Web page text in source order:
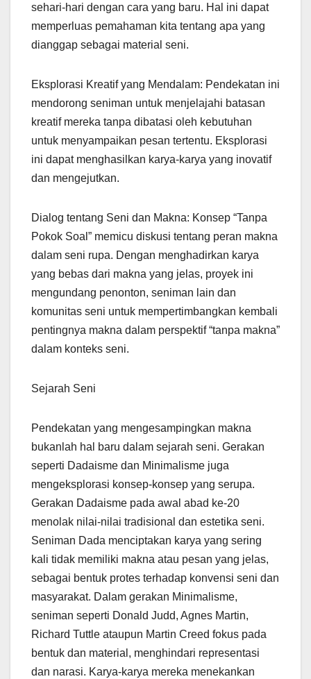
sehari-hari dengan cara yang baru. Hal ini dapat
memperluas pemahaman kita tentang apa yang
dianggap sebagai material seni.
Eksplorasi Kreatif yang Mendalam: Pendekatan ini
mendorong seniman untuk menjelajahi batasan
kreatif mereka tanpa dibatasi oleh kebutuhan
untuk menyampaikan pesan tertentu. Eksplorasi
ini dapat menghasilkan karya-karya yang inovatif
dan mengejutkan.
Dialog tentang Seni dan Makna: Konsep “Tanpa
Pokok Soal” memicu diskusi tentang peran makna
dalam seni rupa. Dengan menghadirkan karya
yang bebas dari makna yang jelas, proyek ini
mengundang penonton, seniman lain dan
komunitas seni untuk mempertimbangkan kembali
pentingnya makna dalam perspektif “tanpa makna”
dalam konteks seni.
Sejarah Seni
Pendekatan yang mengesampingkan makna
bukanlah hal baru dalam sejarah seni. Gerakan
seperti Dadaisme dan Minimalisme juga
mengeksplorasi konsep-konsep yang serupa.
Gerakan Dadaisme pada awal abad ke-20
menolak nilai-nilai tradisional dan estetika seni.
Seniman Dada menciptakan karya yang sering
kali tidak memiliki makna atau pesan yang jelas,
sebagai bentuk protes terhadap konvensi seni dan
masyarakat. Dalam gerakan Minimalisme,
seniman seperti Donald Judd, Agnes Martin,
Richard Tuttle ataupun Martin Creed fokus pada
bentuk dan material, menghindari representasi
dan narasi. Karya-karya mereka menekankan